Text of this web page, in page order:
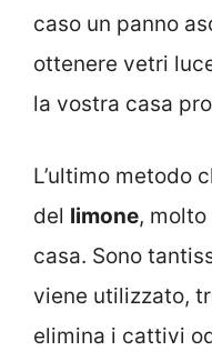
caso un panno
ottenere vetri
la vostra casa
L’ultimo metodo
del limone,
casa. Sono
viene utilizzato,
elimina i cattivi